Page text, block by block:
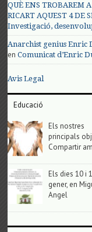
QUÈ ENS TROBAREM
RICART AQUEST 4 DE
Investigació,
Anarchist genius Enric
enComunicat d’Enric
Avis Legal
Educació
Els nostres
principals
Compartir
Els dies 10 i
gener, en
Angel